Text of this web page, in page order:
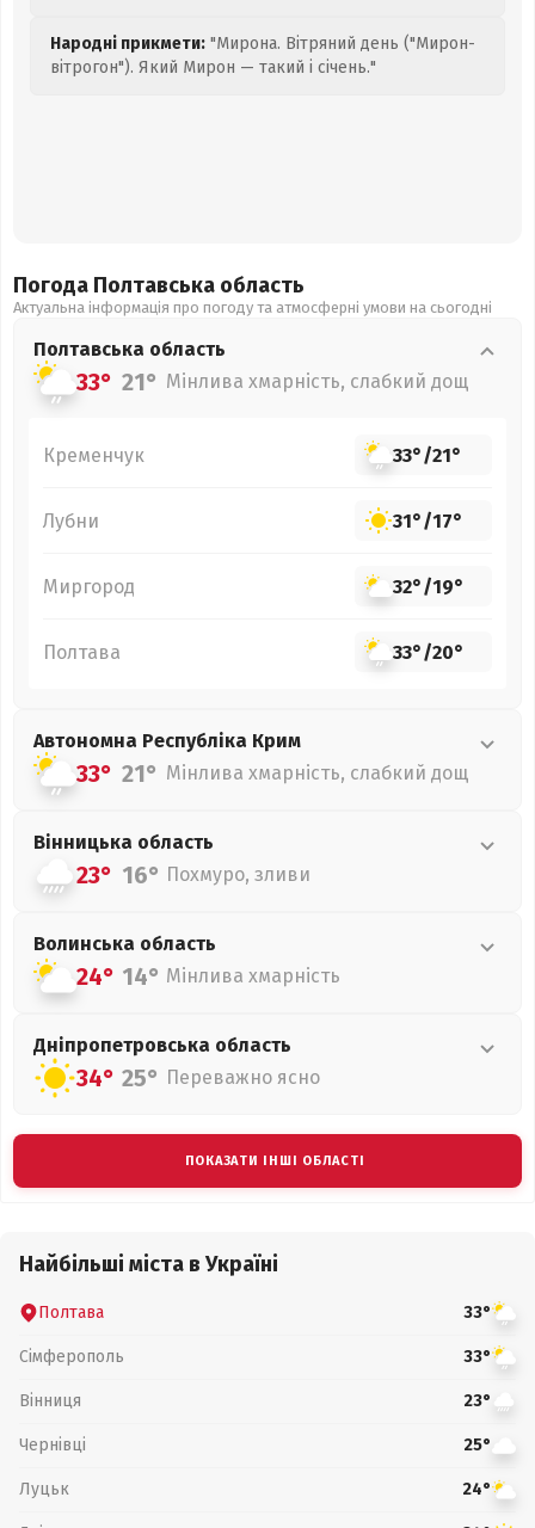
Народні прикмети: "Мирона. Вітряний день ("Мирон-
вітрогон"). Який Мирон — такий і січень."
Погода Полтавська область
Актуальна інформація про погоду та атмосферні умови на сьогодні
Полтавська область
33° 21° Мінлива хмарність, слабкий дощ
Кременчук 33°/21°
Лубни 31°/17°
Миргород 32°/19°
Полтава 33°/20°
Автономна Республіка Крим
33° 21° Мінлива хмарність, слабкий дощ
Вінницька область
23° 16° Похмуро, зливи
Волинська область
24° 14° Мінлива хмарність
Дніпропетровська область
34° 25° Переважно ясно
ПОКАЗАТИ ІНШІ ОБЛАСТІ
Найбільші міста в Україні
Полтава 33°
Сімферополь 33°
Вінниця 23°
Чернівці 25°
Луцьк 24°